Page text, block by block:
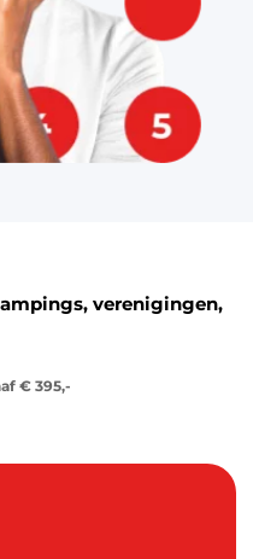
verenigingen,
€ 395,-